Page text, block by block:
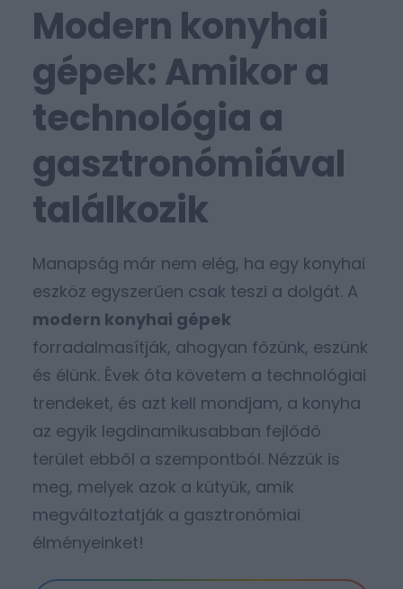
Modern konyhai
gépek: Amikor a
technológia a
gasztronómiával
találkozik
Manapság már nem elég, ha egy konyhai
eszköz egyszerűen csak teszi a dolgát. A
modern konyhai gépek
forradalmasítják, ahogyan főzünk, eszünk
és élünk. Évek óta követem a technológiai
trendeket, és azt kell mondjam, a konyha
az egyik legdinamikusabban fejlődő
terület ebből a szempontból. Nézzük is
meg, melyek azok a kütyük, amik
megváltoztatják a gasztronómiai
élményeinket!